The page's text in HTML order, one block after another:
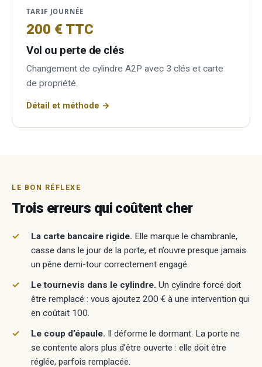
TARIF JOURNÉE
200 € TTC
Vol ou perte de clés
Changement de cylindre A2P avec 3 clés et carte
de propriété.
Détail et méthode →
LE BON RÉFLEXE
Trois erreurs qui coûtent cher
La carte bancaire rigide. Elle marque le chambranle,
casse dans le jour de la porte, et n’ouvre presque jamais
un pêne demi-tour correctement engagé.
Le tournevis dans le cylindre. Un cylindre forcé doit
être remplacé : vous ajoutez 200 € à une intervention qui
en coûtait 100.
Le coup d’épaule. Il déforme le dormant. La porte ne
se contente alors plus d’être ouverte : elle doit être
réglée, parfois remplacée.